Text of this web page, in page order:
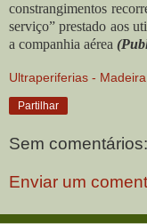
constrangimentos
serviço” prestado aos
a companhia aérea
Ultraperiferias - Madeira
Partilhar
Sem comentários:
Enviar um